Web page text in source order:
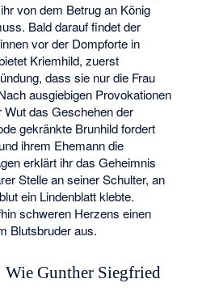
von dem Betrug an König
Bald darauf findet der
vor der Dompforte in
Kriemhild, zuerst
dass sie nur die Frau
ausgiebigen Provokationen
Wut das Geschehen der
gekränkte Brunhild fordert
ihrem Ehemann die
erklärt ihr das Geheimnis
Stelle an seiner Schulter, an
ein Lindenblatt klebte.
schweren Herzens einen
Blutsbruder aus.
Wie Gunther Siegfried